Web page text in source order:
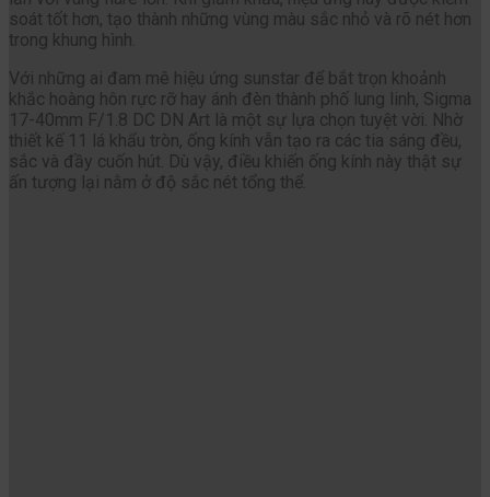
soát tốt hơn, tạo thành những vùng màu sắc nhỏ và rõ nét hơn
trong khung hình.
Với những ai đam mê hiệu ứng sunstar để bắt trọn khoảnh
khắc hoàng hôn rực rỡ hay ánh đèn thành phố lung linh, Sigma
17-40mm F/1.8 DC DN Art là một sự lựa chọn tuyệt vời. Nhờ
thiết kế 11 lá khẩu tròn, ống kính vẫn tạo ra các tia sáng đều,
sắc và đầy cuốn hút. Dù vậy, điều khiến ống kính này thật sự
ấn tượng lại nằm ở độ sắc nét tổng thể.